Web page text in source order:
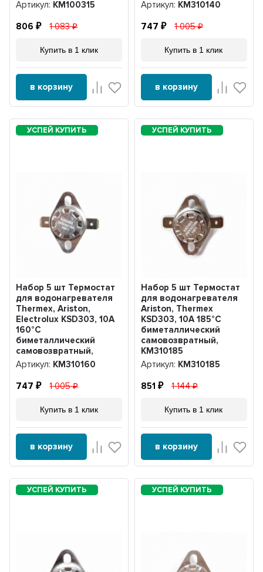
Артикул: KM100315
806 1 083
Купить в 1 клик
в корзину
Артикул: KM310140
747 1 005
Купить в 1 клик
в корзину
Набор 5 шт Термостат
для водонагревателя
Thermex, Ariston,
Electrolux KSD303, 10A
160°С
биметаллический
самовозвратный,
KM310160
Артикул: KM310160
747 1 005
Купить в 1 клик
в корзину
Набор 5 шт Термостат
для водонагревателя
Ariston, Thermex
KSD303, 10A 185°С
биметаллический
самовозвратный,
KM310185
Артикул: KM310185
851 1 144
Купить в 1 клик
в корзину